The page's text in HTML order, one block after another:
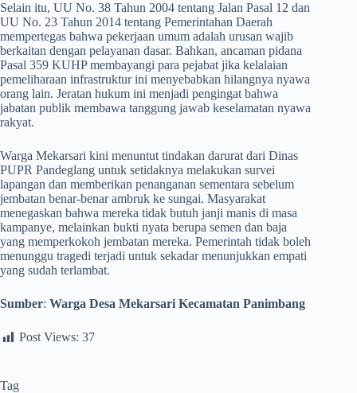
​Selain itu, UU No. 38 Tahun 2004 tentang Jalan Pasal 12 dan
UU No. 23 Tahun 2014 tentang Pemerintahan Daerah
mempertegas bahwa pekerjaan umum adalah urusan wajib
berkaitan dengan pelayanan dasar. Bahkan, ancaman pidana
Pasal 359 KUHP membayangi para pejabat jika kelalaian
pemeliharaan infrastruktur ini menyebabkan hilangnya nyawa
orang lain. Jeratan hukum ini menjadi pengingat bahwa
jabatan publik membawa tanggung jawab keselamatan nyawa
rakyat.
​Warga Mekarsari kini menuntut tindakan darurat dari Dinas
PUPR Pandeglang untuk setidaknya melakukan survei
lapangan dan memberikan penanganan sementara sebelum
jembatan benar-benar ambruk ke sungai. Masyarakat
menegaskan bahwa mereka tidak butuh janji manis di masa
kampanye, melainkan bukti nyata berupa semen dan baja
yang memperkokoh jembatan mereka. Pemerintah tidak boleh
menunggu tragedi terjadi untuk sekadar menunjukkan empati
yang sudah terlambat.
Sumber: Warga Desa Mekarsari Kecamatan Panimbang
Post Views: 37
Tag